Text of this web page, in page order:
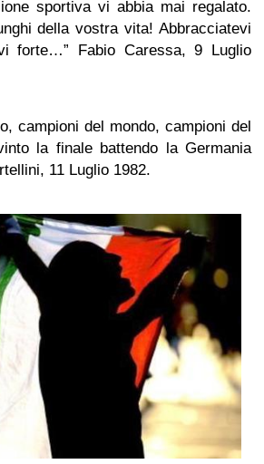
sportiva vi abbia mai regalato.
della vostra vita! Abbracciatevi
forte…” Fabio Caressa, 9 Luglio
campioni del mondo, campioni del
la finale battendo la Germania
11 Luglio 1982.